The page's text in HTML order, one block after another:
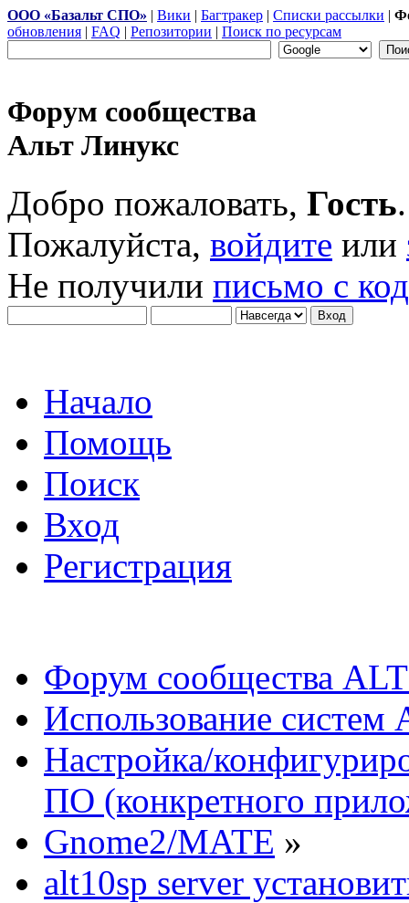
ООО «Базальт СПО» | Вики | Багтракер | Списки рассылки |
обновления | FAQ | Репозитории | Поиск по ресурсам
Форум сообщества
Альт Линукс
Добро пожаловать, Гость.
Пожалуйста, войдите или
Не получили письмо с
Начало
Помощь
Поиск
Вход
Регистрация
Форум сообщества
Использование систем
Настройка/
ПО (конкретного
Gnome2/MATE »
alt10sp server